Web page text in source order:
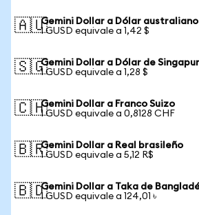
🇦🇺Gemini Dollar a Dólar australiano
1 GUSD equivale a 1,42 $
🇸🇬Gemini Dollar a Dólar de Singapur
1 GUSD equivale a 1,28 $
🇨🇭Gemini Dollar a Franco Suizo
1 GUSD equivale a 0,8128 CHF
🇧🇷Gemini Dollar a Real brasileño
1 GUSD equivale a 5,12 R$
🇧🇩Gemini Dollar a Taka de
1 GUSD equivale a 124,01 ৳